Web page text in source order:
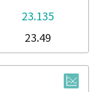
23.135
23.49